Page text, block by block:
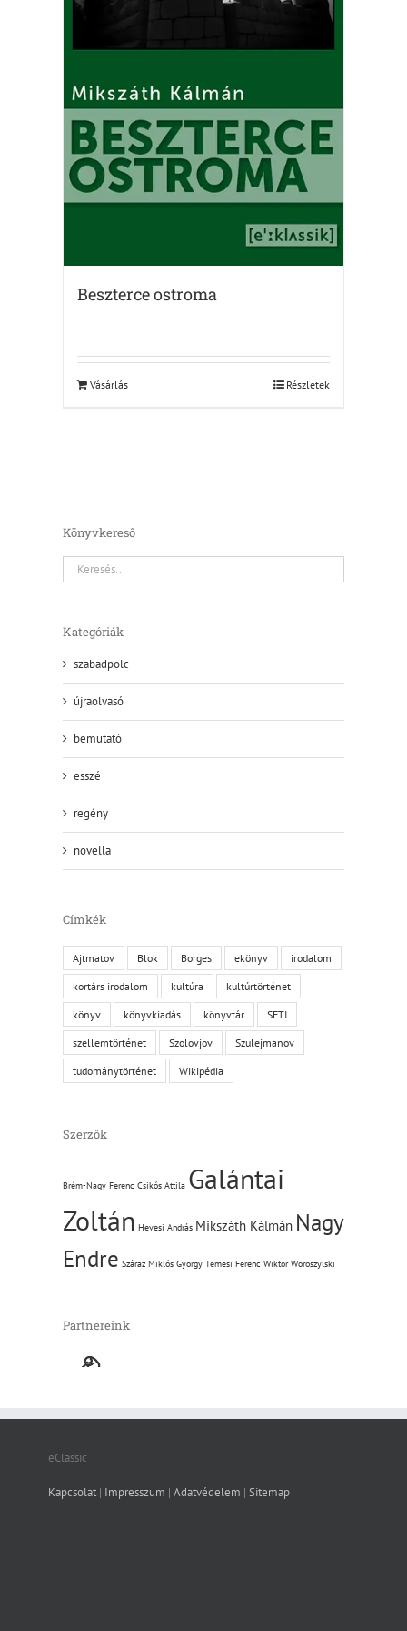
Beszterce ostroma
Vásárlás Részletek
Könyvkereső
Kategóriák
szabadpolc
újraolvasó
bemutató
esszé
regény
novella
Címkék
Ajtmatov Blok Borges ekönyv irodalom
kortárs irodalom kultúra kultúrtörténet
könyv könyvkiadás könyvtár SETI
szellemtörténet Szolovjov Szulejmanov
tudománytörténet Wikipédia
Szerzők
Brém-Nagy Ferenc Csikós Attila Galántai
Zoltán Hevesi András Mikszáth Kálmán Nagy
Endre Száraz Miklós György Temesi Ferenc Wiktor Woroszylski
Partnereink
eClassic
Kapcsolat| Impresszum | Adatvédelem | Sitemap